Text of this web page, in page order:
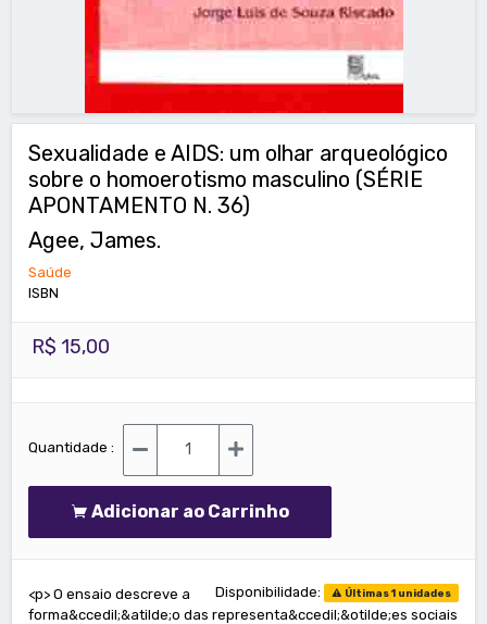
Sexualidade e AIDS: um olhar arqueológico
sobre o homoerotismo masculino (SÉRIE
APONTAMENTO N. 36)
Agee, James.
Saúde
ISBN
R$ 15,00
Quantidade :
Adicionar ao Carrinho
Disponibilidade: Últimas 1 unidades
<p> O ensaio descreve a
forma&ccedil;&atilde;o das representa&ccedil;&otilde;es sociais